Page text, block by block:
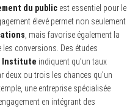
du publicest essentiel pour le
élevé permet non seulement
, mais favorise également la
conversions. Des études
Institute indiquent qu’un taux
deux ou trois les chances qu’un
une entreprise spécialisée
en intégrant des